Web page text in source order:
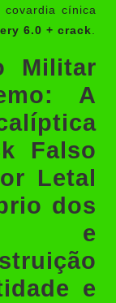
covardia cínica
6.0 + crack.
Militar
A
Falso
Letal
dos
e
e